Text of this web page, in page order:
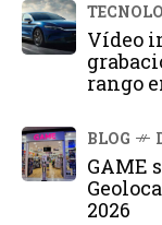
Vídeo
rango
BLOG
GAME
2026